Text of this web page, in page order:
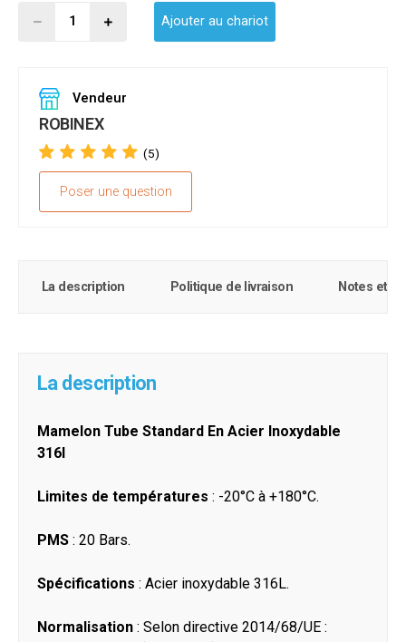
Ajouter au chariot
Vendeur
ROBINEX
(5)
Poser une question
La description Politique de livraison Notes et
La description
Mamelon Tube Standard En Acier Inoxydable
316l
Limites de températures : -20°C à +180°C.
PMS : 20 Bars.
Spécifications : Acier inoxydable 316L.
Normalisation : Selon directive 2014/68/UE :